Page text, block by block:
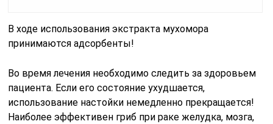
В ходе использования экстракта мухомора
принимаются адсорбенты!
Во время лечения необходимо следить за здоровьем
пациента. Если его состояние ухудшается,
использование настойки немедленно прекращается!
Наиболее эффективен гриб при раке желудка, мозга,